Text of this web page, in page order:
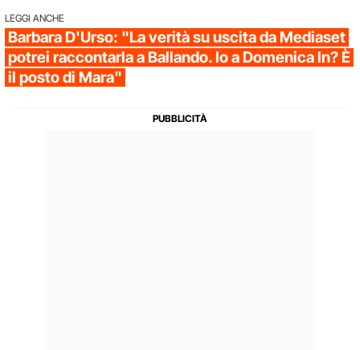
LEGGI ANCHE
Barbara D'Urso: "La verità su uscita da Mediaset
potrei raccontarla a Ballando. Io a Domenica In? È
il posto di Mara"